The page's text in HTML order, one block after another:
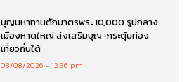
บุญมหาทานตักบาตรพระ 10,000 รูปกลาง
เมืองหาดใหญ่ ส่งเสริมบุญ-กระตุ้นท่อง
เที่ยวถิ่นใต้
08/08/2026 12:36 pm